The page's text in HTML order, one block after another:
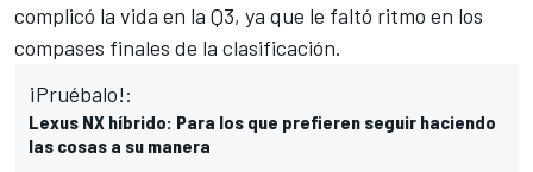
complicó la vida en la Q3, ya que le faltó ritmo en los
compases finales de la clasificación.
¡Pruébalo!:
Lexus NX híbrido: Para los que prefieren seguir haciendo
las cosas a su manera